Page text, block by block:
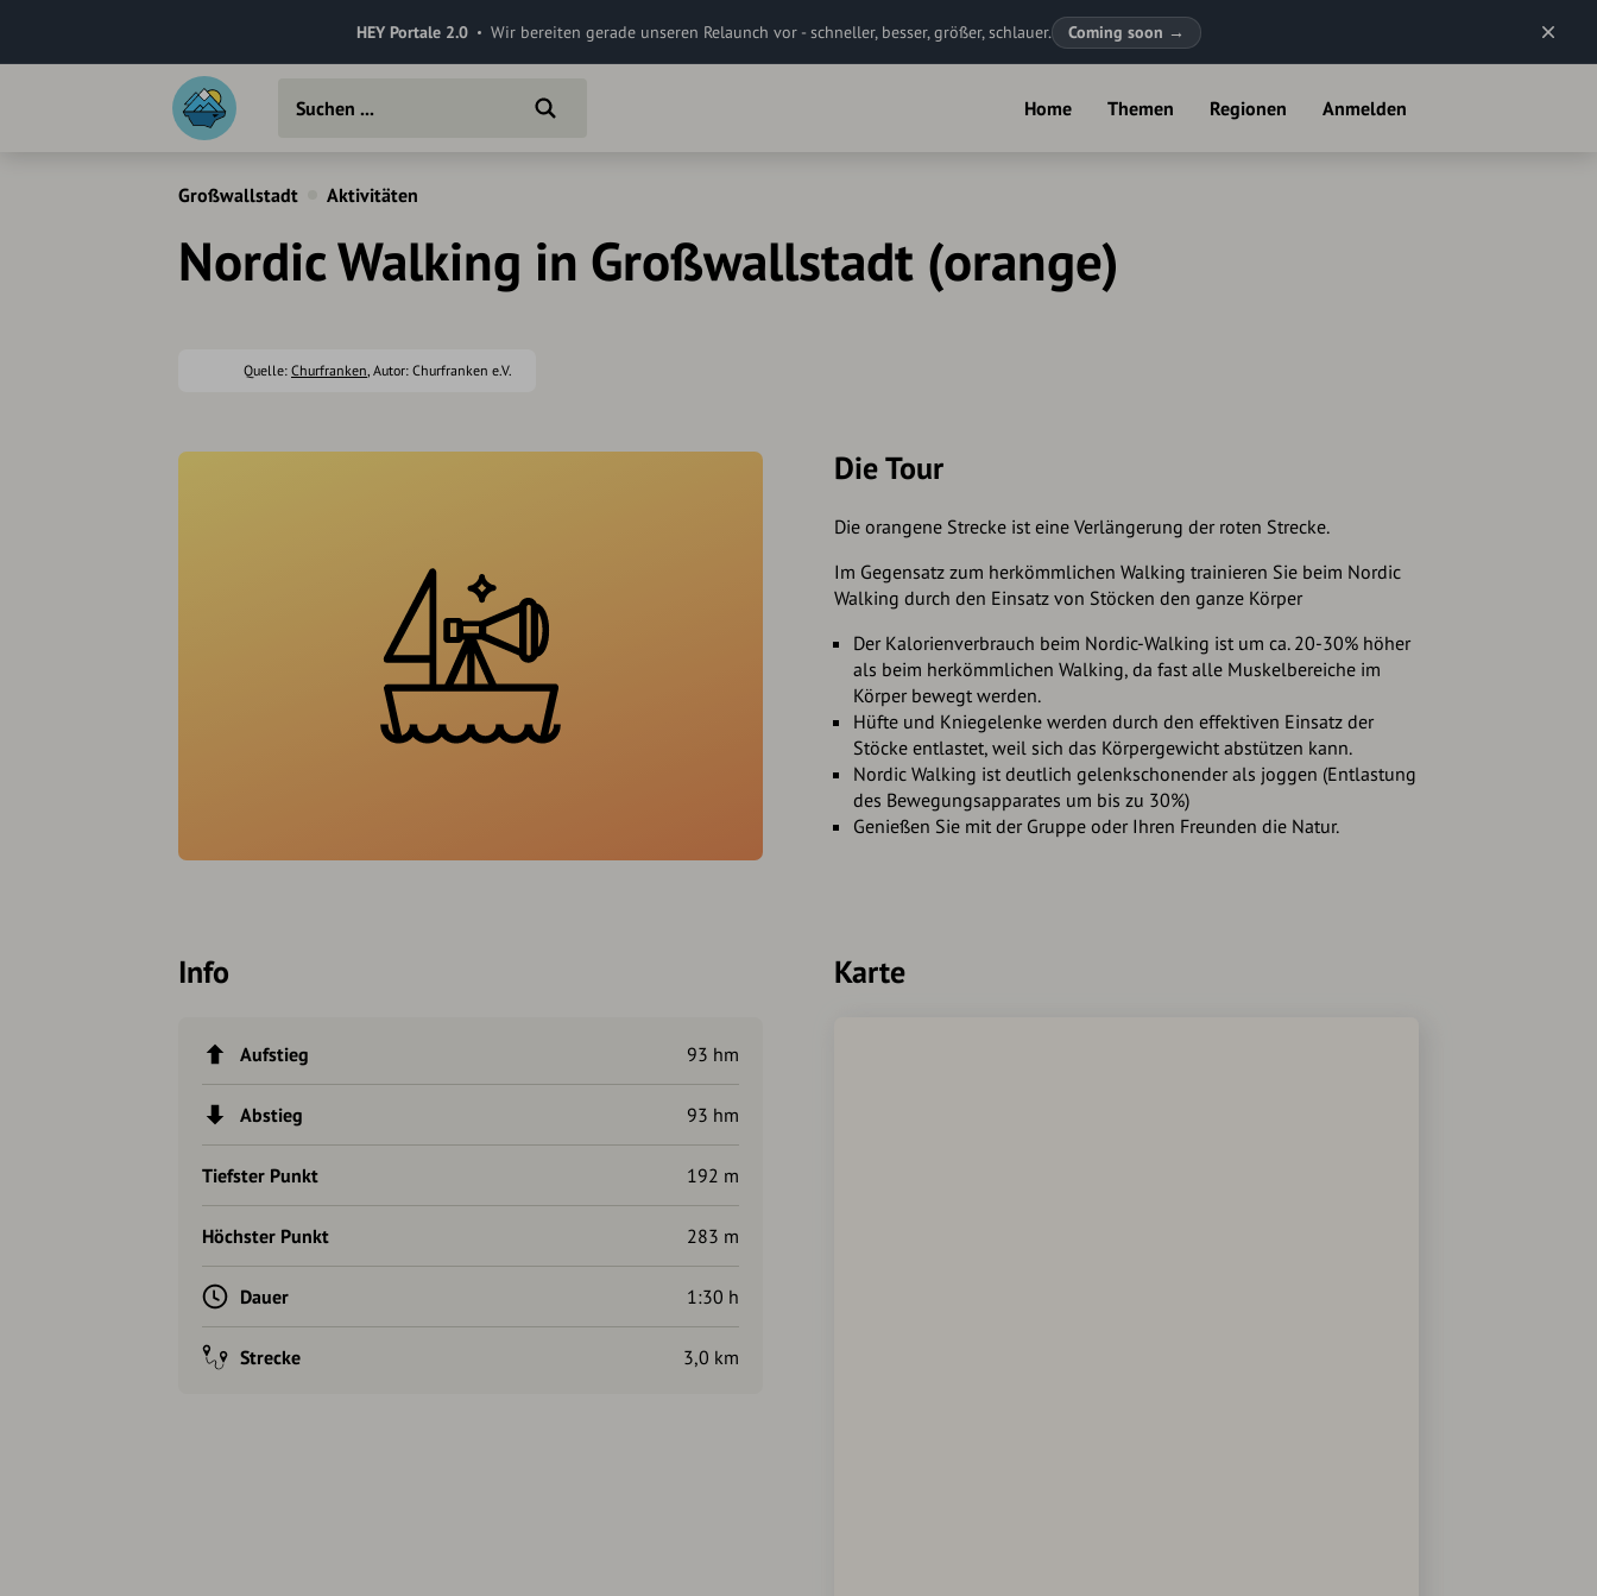
HEY Portale 2.0 Wir bereiten gerade unseren Relaunch vor - schneller, besser, größer, schlauer. Coming soon →
Home Themen Regionen Anmelden
Großwallstadt Aktivitäten
Nordic Walking in Großwallstadt (orange)
Quelle: Churfranken, Autor: Churfranken e.V.
Die Tour
Die orangene Strecke ist eine Verlängerung der roten Strecke.
Im Gegensatz zum herkömmlichen Walking trainieren Sie beim Nordic
Walking durch den Einsatz von Stöcken den ganze Körper
Der Kalorienverbrauch beim Nordic-Walking ist um ca. 20-30% höher
als beim herkömmlichen Walking, da fast alle Muskelbereiche im
Körper bewegt werden.
Hüfte und Kniegelenke werden durch den effektiven Einsatz der
Stöcke entlastet, weil sich das Körpergewicht abstützen kann.
Nordic Walking ist deutlich gelenkschonender als joggen (Entlastung
des Bewegungsapparates um bis zu 30%)
Genießen Sie mit der Gruppe oder Ihren Freunden die Natur.
Info
Aufstieg 93 hm
Abstieg 93 hm
Tiefster Punkt 192 m
Höchster Punkt 283 m
Dauer 1:30 h
Strecke 3,0 km
Karte